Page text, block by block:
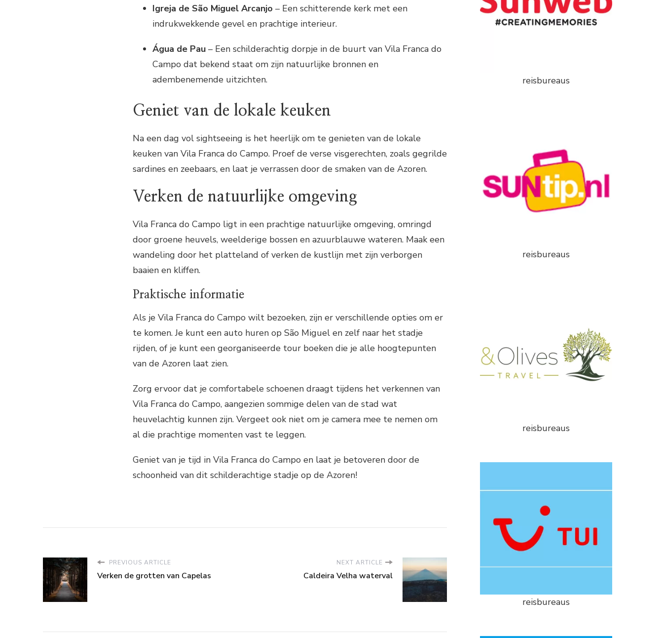
Igreja de São Miguel Arcanjo – Een schitterende kerk met een
indrukwekkende gevel en prachtige interieur.
Água de Pau – Een schilderachtig dorpje in de buurt van Vila Franca do
Campo dat bekend staat om zijn natuurlijke bronnen en
adembenemende uitzichten.
Geniet van de lokale keuken
Na een dag vol sightseeing is het heerlijk om te genieten van de lokale
keuken van Vila Franca do Campo. Proef de verse visgerechten, zoals gegrilde
sardines en zeebaars, en laat je verrassen door de smaken van de Azoren.
Verken de natuurlijke omgeving
Vila Franca do Campo ligt in een prachtige natuurlijke omgeving, omringd
door groene heuvels, weelderige bossen en azuurblauwe wateren. Maak een
wandeling door het platteland of verken de kustlijn met zijn verborgen
baaien en kliffen.
Praktische informatie
Als je Vila Franca do Campo wilt bezoeken, zijn er verschillende opties om er
te komen. Je kunt een auto huren op São Miguel en zelf naar het stadje
rijden, of je kunt een georganiseerde tour boeken die je alle hoogtepunten
van de Azoren laat zien.
Zorg ervoor dat je comfortabele schoenen draagt tijdens het verkennen van
Vila Franca do Campo, aangezien sommige delen van de stad wat
heuvelachtig kunnen zijn. Vergeet ook niet om je camera mee te nemen om
al die prachtige momenten vast te leggen.
Geniet van je tijd in Vila Franca do Campo en laat je betoveren door de
schoonheid van dit schilderachtige stadje op de Azoren!
PREVIOUS ARTICLE
Verken de grotten van Capelas
NEXT ARTICLE
Caldeira Velha waterval
reisbureaus
reisbureaus
reisbureaus
reisbureaus